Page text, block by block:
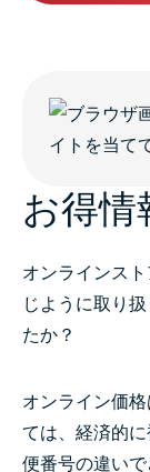
お得
オンラインス
じように取り
たか？
オンライン価
ては、経済的
便番号の違いで